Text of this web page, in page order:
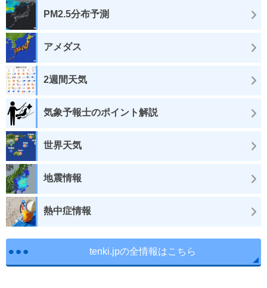
PM2.5分布予測
アメダス
2週間天気
気象予報士のポイント解説
世界天気
地震情報
熱中症情報
tenki.jpの全情報はこちら